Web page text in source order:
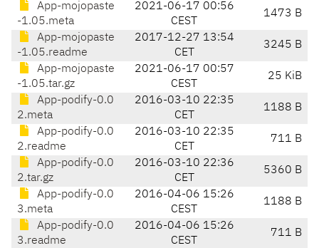
App-mojopaste
-1.05.meta
2021-06-17 00:56
CEST
1473 B
App-mojopaste
-1.05.readme
2017-12-27 13:54
CET
3245 B
App-mojopaste
-1.05.tar.gz
2021-06-17 00:57
CEST
25 KiB
App-podify-0.0
2.meta
2016-03-10 22:35
CET
1188 B
App-podify-0.0
2.readme
2016-03-10 22:35
CET
711 B
App-podify-0.0
2.tar.gz
2016-03-10 22:36
CET
5360 B
App-podify-0.0
3.meta
2016-04-06 15:26
CEST
1188 B
App-podify-0.0
3.readme
2016-04-06 15:26
CEST
711 B